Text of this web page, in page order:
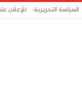
السياسة التحريرية للإعلان